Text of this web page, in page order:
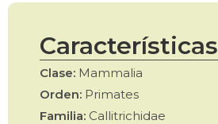
Características
Clase: Mammalia
Orden: Primates
Familia: Callitrichidae